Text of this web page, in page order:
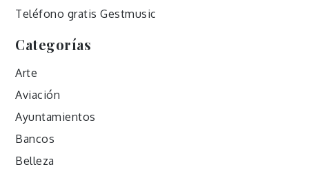
Teléfono gratis Gestmusic
Categorías
Arte
Aviación
Ayuntamientos
Bancos
Belleza